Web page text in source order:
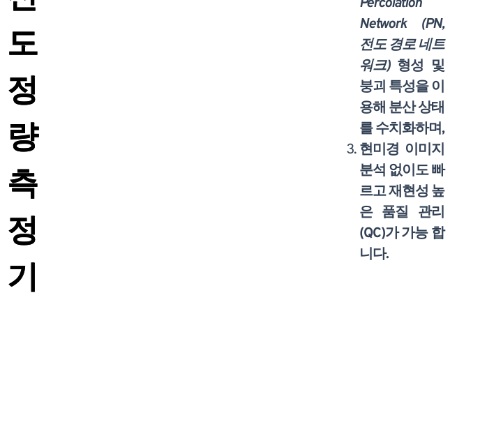
도
정
량
측
정
기
Network (PN,
전도 경로 네트
워크)형성 및
붕괴 특성을 이
용해 분산 상태
를 수치화하며,
현미경 이미지
분석 없이도 빠
르고 재현성 높
은 품질 관리
(QC)가 가능 합
니다.